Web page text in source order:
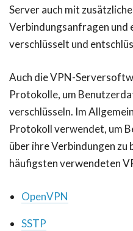
Server auch mit
Verbindungsanfragen und
verschlüsselt und
Auch die VPN-
Protokolle, um
verschlüsseln. Im
Protokoll verwendet, um
über ihre Verbindungen zu
häufigsten verwendeten
OpenVPN
SSTP